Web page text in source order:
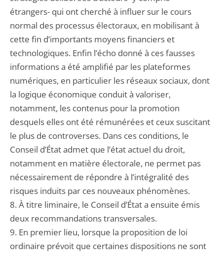
étrangers- qui ont cherché à influer sur le cours
normal des processus électoraux, en mobilisant à
cette fin d’importants moyens financiers et
technologiques. Enfin l’écho donné à ces fausses
informations a été amplifié par les plateformes
numériques, en particulier les réseaux sociaux, dont
la logique économique conduit à valoriser,
notamment, les contenus pour la promotion
desquels elles ont été rémunérées et ceux suscitant
le plus de controverses. Dans ces conditions, le
Conseil d’État admet que l’état actuel du droit,
notamment en matière électorale, ne permet pas
nécessairement de répondre à l’intégralité des
risques induits par ces nouveaux phénomènes.
8. À titre liminaire, le Conseil d’État a ensuite émis
deux recommandations transversales.
9. En premier lieu, lorsque la proposition de loi
ordinaire prévoit que certaines dispositions ne sont